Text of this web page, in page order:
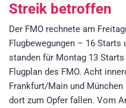
Streik betroffen
Der FMO rechnete am
Flugbewegungen – 16 Starts
standen für Montag 13
Flugplan des FMO. Acht
Frankfurt/Main und
dort zum Opfer fallen. Vom